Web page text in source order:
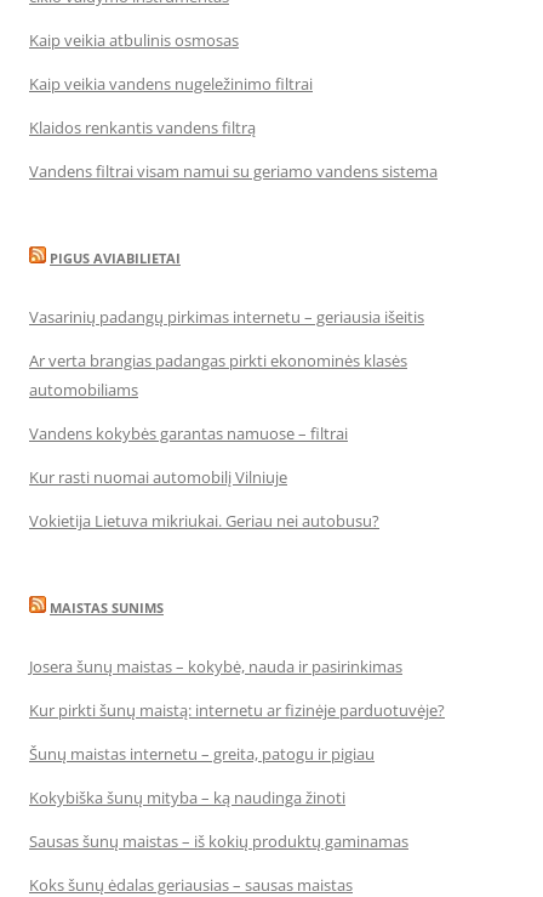
Kaip veikia atbulinis osmosas
Kaip veikia vandens nugeležinimo filtrai
Klaidos renkantis vandens filtrą
Vandens filtrai visam namui su geriamo vandens sistema
PIGUS AVIABILIETAI
Vasarinių padangų pirkimas internetu – geriausia išeitis
Ar verta brangias padangas pirkti ekonominės klasės
automobiliams
Vandens kokybės garantas namuose – filtrai
Kur rasti nuomai automobilį Vilniuje
Vokietija Lietuva mikriukai. Geriau nei autobusu?
MAISTAS SUNIMS
Josera šunų maistas – kokybė, nauda ir pasirinkimas
Kur pirkti šunų maistą: internetu ar fizinėje parduotuvėje?
Šunų maistas internetu – greita, patogu ir pigiau
Kokybiška šunų mityba – ką naudinga žinoti
Sausas šunų maistas – iš kokių produktų gaminamas
Koks šunų ėdalas geriausias – sausas maistas